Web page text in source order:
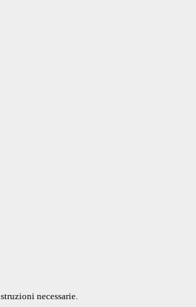
necessarie.